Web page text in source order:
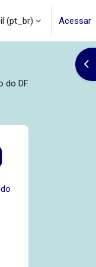
‎(pt_br)‎ Acessar
do DF
cursos
cursos